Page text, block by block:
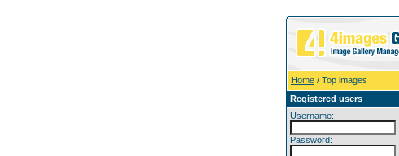
Home / Top images
Registered users
Username:
Password: